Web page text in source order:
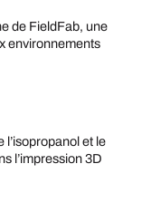
de FieldFab, une
environnements
et le
l’impression 3D